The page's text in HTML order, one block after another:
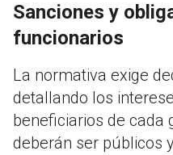
Sanciones y
funcionarios
La normativa exige
detallando los
beneficiarios de cada
deberán ser públicos